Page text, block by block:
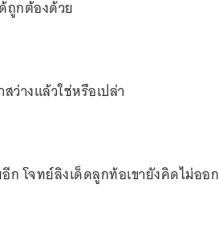
ถูกต้องด้วย
ว่างแล้วใช่หรือเปล่า
อีก โจทย์ลิงเด็ดลูกท้อเขายังคิดไม่ออก